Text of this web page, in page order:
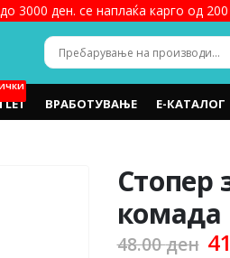
3000 ден. се наплаќа карго од
ВРАБОТУВАЊЕ Е-КАТАЛОГ
Стопер
комада
48.00ден